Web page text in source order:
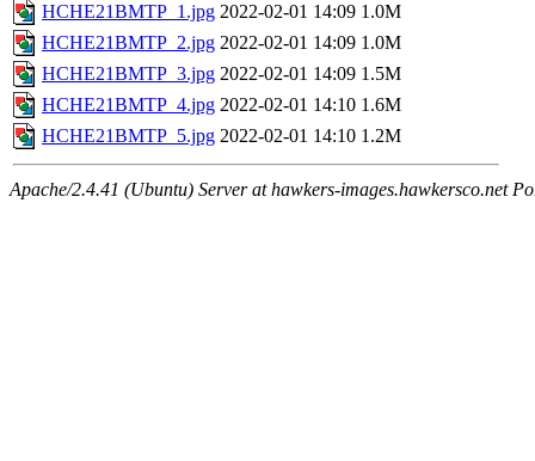
HCHE21BMTP_1.jpg 2022-02-01 14:09 1.0M
HCHE21BMTP_2.jpg 2022-02-01 14:09 1.0M
HCHE21BMTP_3.jpg 2022-02-01 14:09 1.5M
HCHE21BMTP_4.jpg 2022-02-01 14:10 1.6M
HCHE21BMTP_5.jpg 2022-02-01 14:10 1.2M
Apache/2.4.41 (Ubuntu) Server at hawkers-images.hawkersco.net